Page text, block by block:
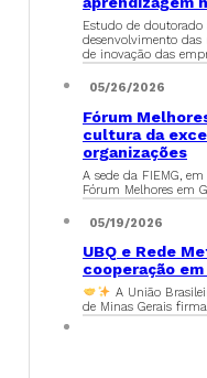
Estudo de doutorado
desenvolvimento das
de inovação das
05/26/2026
Fórum
cultura da
organizações
A sede da FIEMG,
Fórum Melhores em
05/19/2026
UBQ e Rede
cooperação
A União
de Minas Gerais